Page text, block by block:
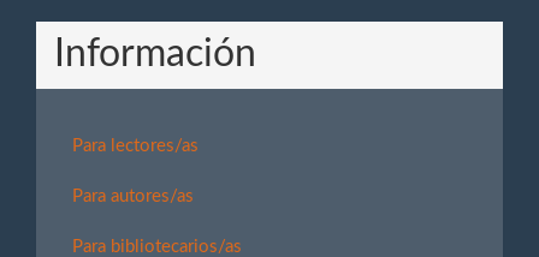
Información
Para lectores/as
Para autores/as
Para bibliotecarios/as